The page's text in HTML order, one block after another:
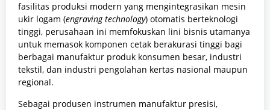
fasilitas produksi modern yang mengintegrasikan mesin
ukir logam (engraving technology) otomatis berteknologi
tinggi, perusahaan ini memfokuskan lini bisnis utamanya
untuk memasok komponen cetak berakurasi tinggi bagi
berbagai manufaktur produk konsumen besar, industri
tekstil, dan industri pengolahan kertas nasional maupun
regional.
Sebagai produsen instrumen manufaktur presisi,